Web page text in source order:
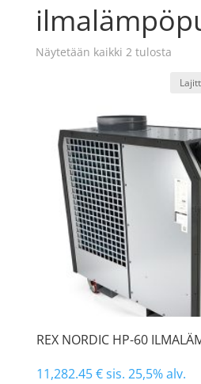
Näytetään kaikki 2 tulosta
REX NORDIC HP-60
11,282.45€sis. 25,5% alv.